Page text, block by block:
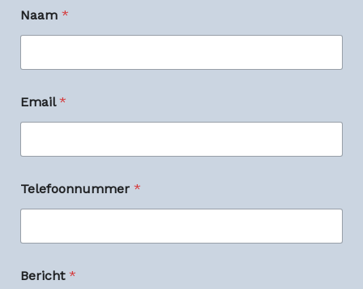
Naam *
Email*
m
a
l
N
a
Telefoonnummer *
Bericht *